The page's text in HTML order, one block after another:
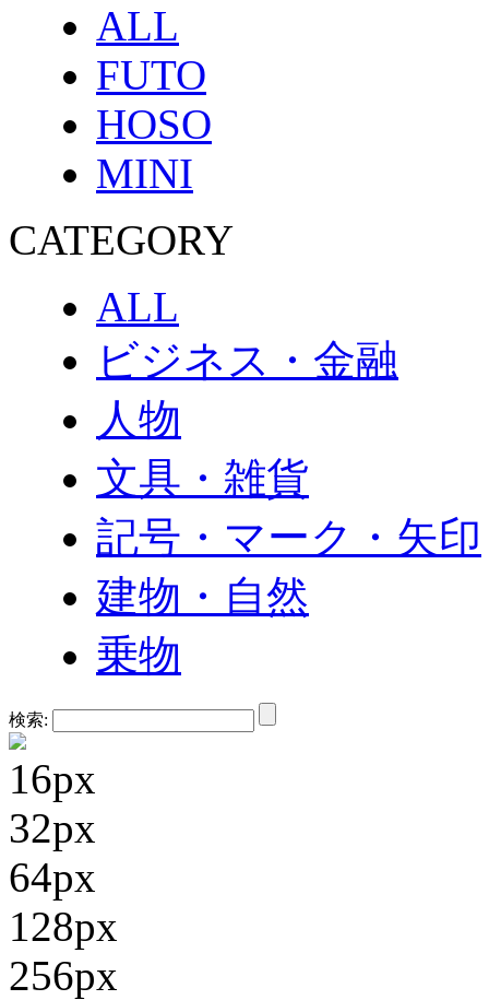
ALL
FUTO
HOSO
MINI
CATEGORY
ALL
ビジネス・金融
人物
文具・雑貨
記号・マーク・矢印
建物・自然
乗物
検索:
16px
32px
64px
128px
256px